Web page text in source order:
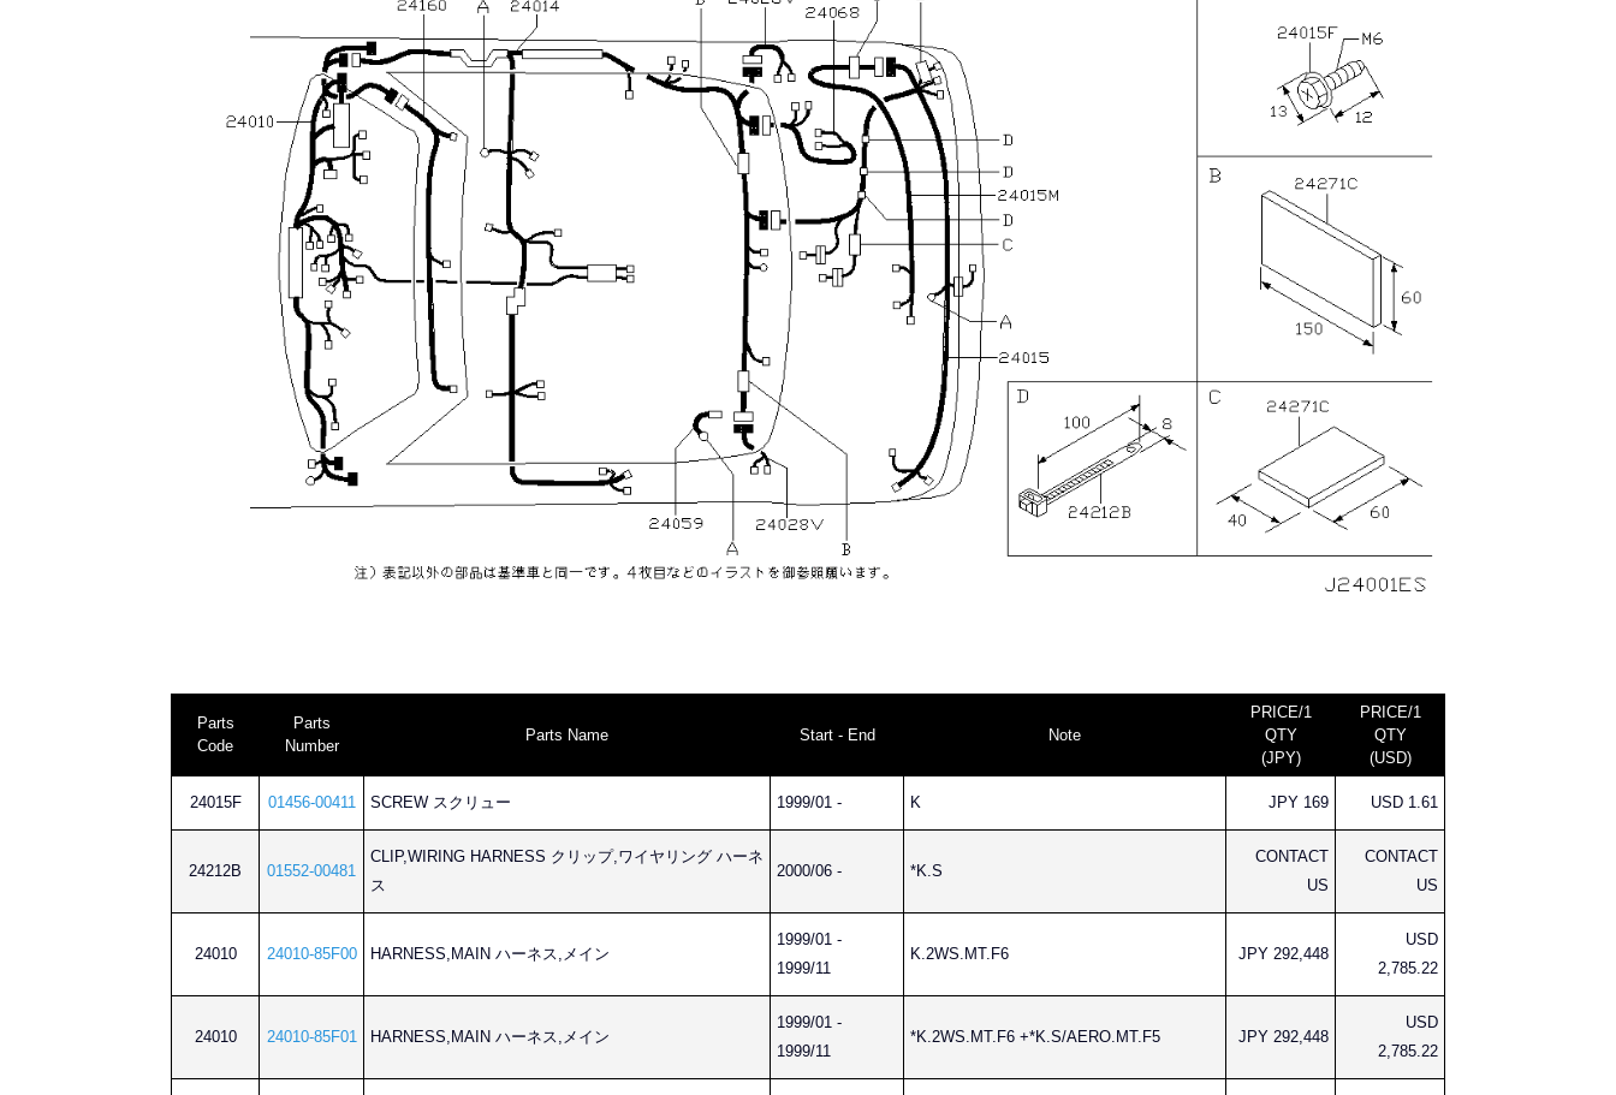
Parts
Code
Parts
Number
Parts Name Start - End Note
PRICE/1
QTY
(JPY)
PRICE/1
QTY
(USD)
24015F 01456-00411 SCREW スクリュー 1999/01 - K JPY 169 USD 1.61
24212B 01552-00481
CLIP,WIRING HARNESS クリップ,ワイヤリング ハーネ
ス
2000/06 - *K.S
CONTACT
US
CONTACT
US
24010 24010-85F00 HARNESS,MAIN ハーネス,メイン
1999/01 -
1999/11
K.2WS.MT.F6 JPY 292,448
USD
2,785.22
24010 24010-85F01 HARNESS,MAIN ハーネス,メイン
1999/01 -
1999/11
*K.2WS.MT.F6 +*K.S/AERO.MT.F5 JPY 292,448
USD
2,785.22